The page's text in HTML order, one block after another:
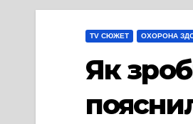
TV СЮЖЕТ ОХОРОНА
Як